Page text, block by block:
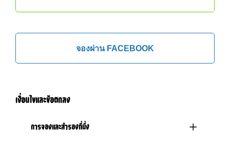
จองผ่าน FACEBOOK
เงื่อนไขและข้อตกลง
การจองและสำรองที่นั่ง